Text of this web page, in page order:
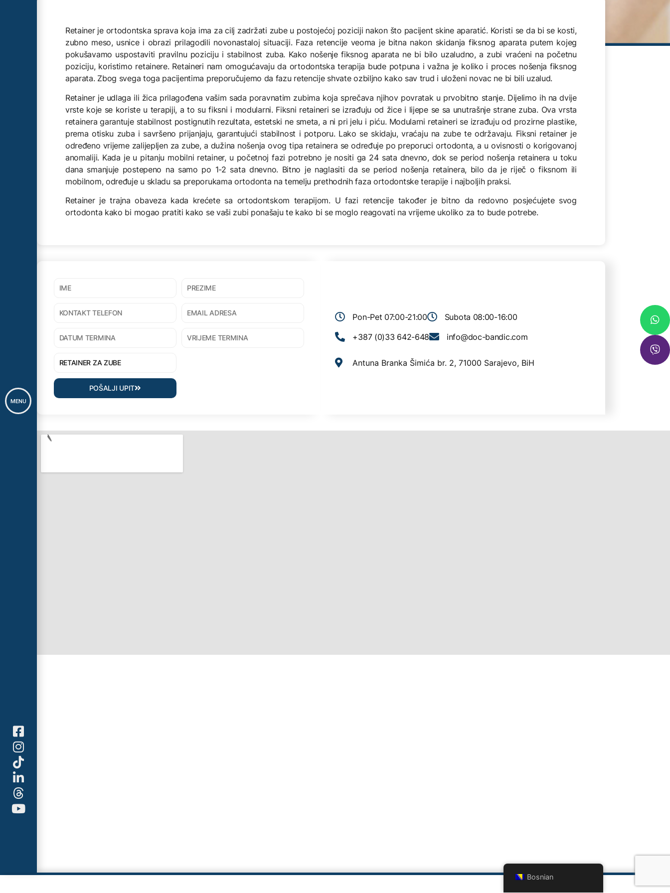
MENU
Retainer je ortodontska sprava koja ima za cilj zadržati zube u postojećoj poziciji nakon što pacijent skine aparatić. Koristi se da bi se kosti,
zubno meso, usnice i obrazi prilagodili novonastaloj situaciji. Faza retencije veoma je bitna nakon skidanja fiksnog aparata putem kojeg
pokušavamo uspostaviti pravilnu poziciju i stabilnost zuba. Kako nošenje fiksnog aparata ne bi bilo uzaludno, a zubi vraćeni na početnu
poziciju, koristimo retainere. Retaineri nam omogućavaju da ortodontska terapija bude potpuna i važna je koliko i proces nošenja fiksnog
aparata. Zbog svega toga pacijentima preporučujemo da fazu retencije shvate ozbiljno kako sav trud i uloženi novac ne bi bili uzalud.
Retainer je udlaga ili žica prilagođena vašim sada poravnatim zubima koja sprečava njihov povratak u prvobitno stanje. Dijelimo ih na dvije
vrste koje se koriste u terapiji, a to su fiksni i modularni. Fiksni retaineri se izrađuju od žice i lijepe se sa unutrašnje strane zuba. Ova vrsta
retainera garantuje stabilnost postignutih rezultata, estetski ne smeta, a ni pri jelu i piću. Modularni retaineri se izrađuju od prozirne plastike,
prema otisku zuba i savršeno prijanjaju, garantujući stabilnost i potporu. Lako se skidaju, vraćaju na zube te održavaju. Fiksni retainer je
određeno vrijeme zalijepljen za zube, a dužina nošenja ovog tipa retainera se određuje po preporuci ortodonta, a u ovisnosti o korigovanoj
anomaliji. Kada je u pitanju mobilni retainer, u početnoj fazi potrebno je nositi ga 24 sata dnevno, dok se period nošenja retainera u toku
dana smanjuje postepeno na samo po 1-2 sata dnevno. Bitno je naglasiti da se period nošenja retainera, bilo da je riječ o fiksnom ili
mobilnom, određuje u skladu sa preporukama ortodonta na temelju prethodnih faza ortodontske terapije i najboljih praksi.
Retainer je trajna obaveza kada krećete sa ortodontskom terapijom. U fazi retencije također je bitno da redovno posjećujete svog
ortodonta kako bi mogao pratiti kako se vaši zubi ponašaju te kako bi se moglo reagovati na vrijeme ukoliko za to bude potrebe.
POŠALJI UPIT
Pon-Pet 07:00-21:00
Subota 08:00-16:00
+387 (0)33 642-648
info@doc-bandic.com
Antuna Branka Šimića br. 2, 71000 Sarajevo, BiH
Bosnian